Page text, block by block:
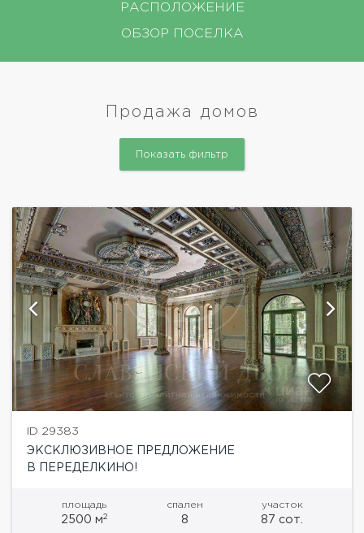
РАСПОЛОЖЕНИЕ
ОБЗОР ПОСЕЛКА
Продажа домов
Показать фильтр
ID 29383
ЭКСКЛЮЗИВНОЕ ПРЕДЛОЖЕНИЕ
В ПЕРЕДЕЛКИНО!
площадь
2500 м2
спален
8
участок
87 сот.